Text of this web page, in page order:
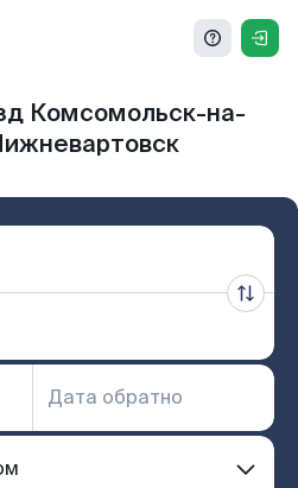
Комсомольск-на-